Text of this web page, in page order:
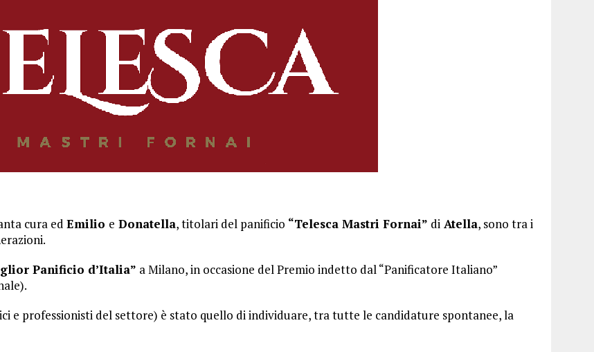
cura ed Emilio e Donatella, titolari del panificio “Telesca Mastri Fornai” di Atella, sono tra i
Panificio d’Italia” a Milano, in occasione del Premio indetto dal “Panificatore Italiano”
e professionisti del settore) è stato quello di individuare, tra tutte le candidature spontanee, la